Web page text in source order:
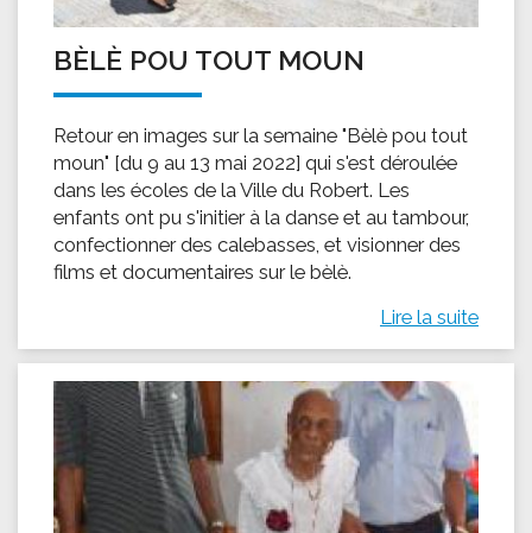
BÈLÈ POU TOUT MOUN
Retour en images sur la semaine "Bèlè pou tout
moun" [du 9 au 13 mai 2022] qui s'est déroulée
dans les écoles de la Ville du Robert. Les
enfants ont pu s'initier à la danse et au tambour,
confectionner des calebasses, et visionner des
films et documentaires sur le bèlè.
Lire la suite